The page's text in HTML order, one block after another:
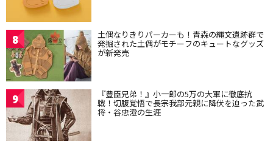
8 土偶なりきりパーカーも！青森の縄文遺跡群で
発掘された土偶がモチーフのキュートなグッズ
が新発売
9 『豊臣兄弟！』小一郎の5万の大軍に徹底抗
戦！切腹覚悟で長宗我部元親に降伏を迫った武
将・谷忠澄の生涯